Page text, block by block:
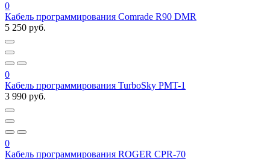
0
Кабель программирования Comrade R90 DMR
5 250 руб.
0
Кабель программирования TurboSky PMT-1
3 990 руб.
0
Кабель программирования ROGER CPR-70